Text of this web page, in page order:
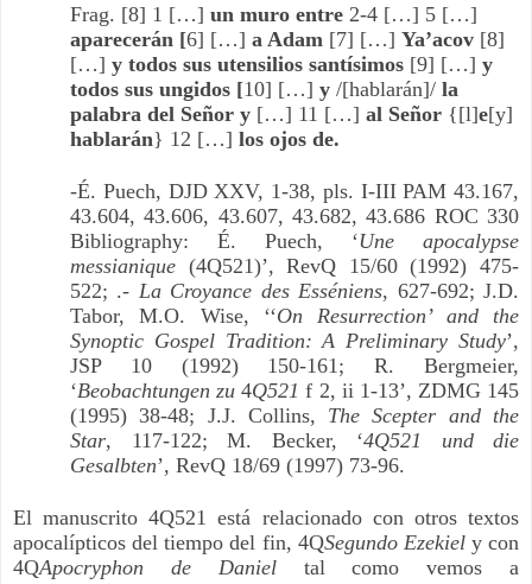
Frag. [8] 1 […] un muro entre
aparecerán [6] […] a Adam [7] […] Ya’acov [8]
[…] y todos sus utensilios santísimos [9] […] y
todos sus ungidos [10] […] y /[hablarán]/ la
palabra del Señor y […] 11 […] al Señor {[l]e
hablarán} 12 […] los ojos de.
-É. Puech, DJD XXV, 1-38, pls. I-III PAM 43.167,
43.604, 43.606, 43.607, 43.682, 43.686 ROC 330
Bibliography: É. Puech, ‘Une apocalypse
messianique (4Q521)’, RevQ 15/60 (1992) 475-
522; .- La Croyance des Esséniens, 627-692; J.D.
Tabor, M.O. Wise, ‘‘On Resurrection’ and the
Synoptic Gospel Tradition: A Preliminary Study’,
JSP 10 (1992) 150-161; R. Bergmeier,
‘Beobachtungen zu 4Q521 f 2, ii 1-13’, ZDMG 145
(1995) 38-48; J.J. Collins, The Scepter and the
Star, 117-122; M. Becker, ‘4Q521 und die
Gesalbten’, RevQ 18/69 (1997) 73-96.
El manuscrito 4Q521 está relacionado con otros textos
apocalípticos del tiempo del fin, 4QSegundo Ezekiel y con
4QApocryphon de Daniel tal como vemos a